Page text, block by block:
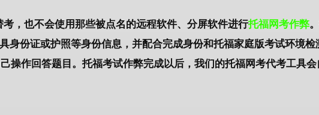
，也不会使用那些被点名的远程软件、分屏软件进行托福网考作弊
身份证或护照等身份信息，并配合完成身份和托福家庭版考试环境检
操作回答题目。托福考试作弊完成以后，我们的托福网考代考工具会